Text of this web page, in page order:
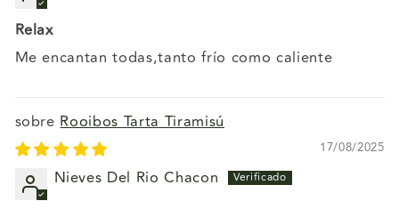
Relax
Me encantan todas,tanto frío como caliente
Rooibos Tarta Tiramisú
17/08/2025
Nieves Del Rio Chacon